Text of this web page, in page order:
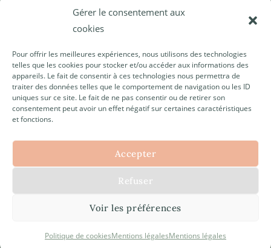
Gérer le consentement aux
cookies
Pour offrir les meilleures expériences, nous utilisons des technologies
telles que les cookies pour stocker et/ou accéder aux informations des
appareils. Le fait de consentir à ces technologies nous permettra de
traiter des données telles que le comportement de navigation ou les ID
uniques sur ce site. Le fait de ne pas consentir ou de retirer son
consentement peut avoir un effet négatif sur certaines caractéristiques
et fonctions.
Accepter
Refuser
Voir les préférences
Politique de cookiesMentions légalesMentions légales
65 rue du port à Lorient
Mardi : 10h-12h30 I 13h30-
Mercredi : 10h-12h30 I 13h30-
18h30
Jeudi : 10h-12h30 I 13h30-
18h30
Vendredi : 10h-12h30 I 13h30-